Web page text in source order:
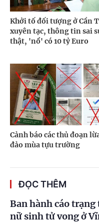
Khởi tố đối tượng ở Cần
xuyên tạc, thông tin sai
thật, 'nổ' có 10 tỷ Euro
Cảnh báo các thủ đoạn
đảo mùa tựu trường
ĐỌC THÊM
Ban hành cáo
nữ sinh tử vong ở